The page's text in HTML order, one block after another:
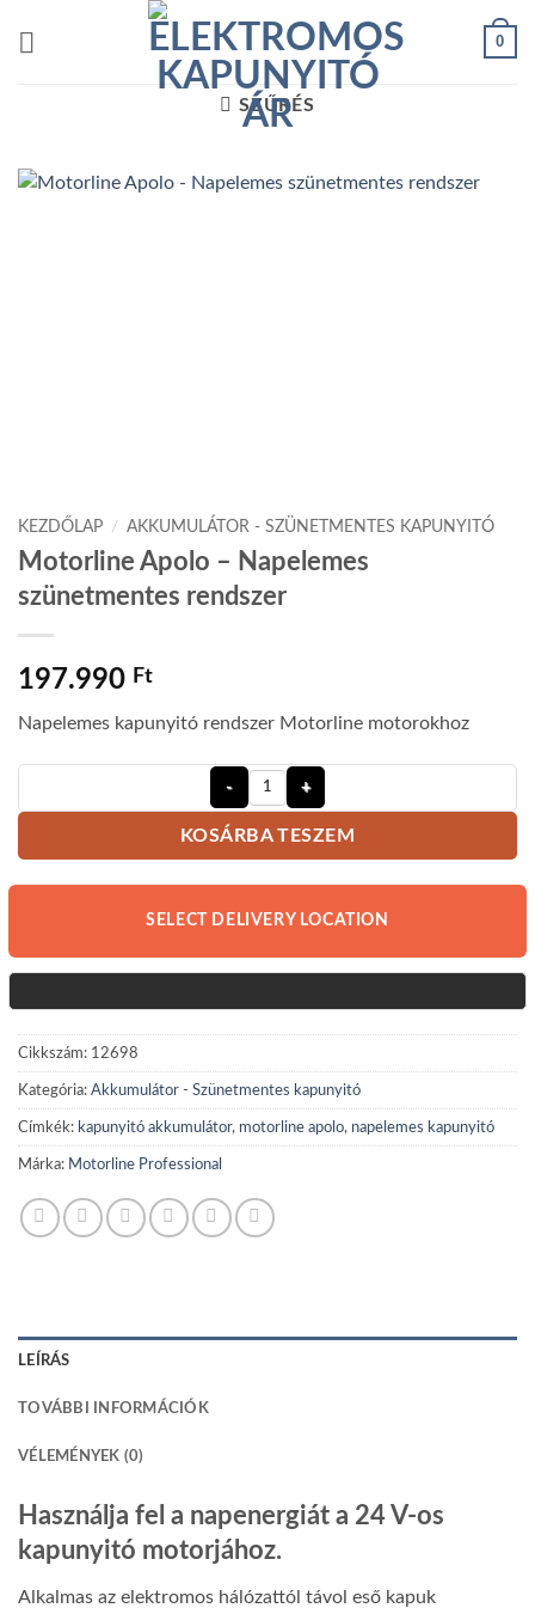
0
SZŰRÉS
KEZDŐLAP / AKKUMULÁTOR - SZÜNETMENTES KAPUNYITÓ
Motorline Apolo – Napelemes
szünetmentes rendszer
197.990 Ft
Napelemes kapunyitó rendszer Motorline motorokhoz
Motorline Apolo - Napelemes
KOSÁRBA TESZEM
SELECT DELIVERY LOCATION
Cikkszám: 12698
Kategória: Akkumulátor - Szünetmentes kapunyitó
Címkék: kapunyitó akkumulátor, motorline apolo, napelemes kapunyitó
Márka: Motorline Professional
LEÍRÁS
TOVÁBBI INFORMÁCIÓK
VÉLEMÉNYEK (0)
Használja fel a napenergiát a 24 V-os
kapunyitó motorjához.
Alkalmas az elektromos hálózattól távol eső kapuk